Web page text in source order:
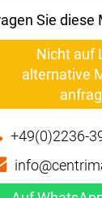
Sie diese
Nicht auf
alternative
+49(0)2236-